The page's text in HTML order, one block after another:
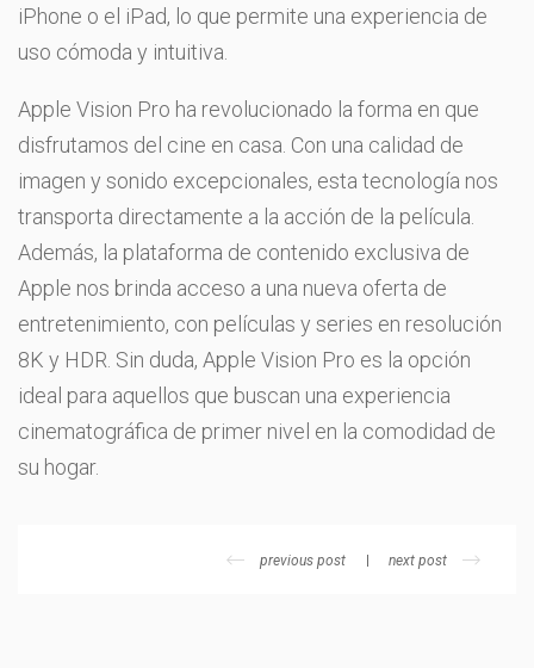
iPhone o el iPad, lo que permite una experiencia de
uso cómoda y intuitiva.
Apple Vision Pro ha revolucionado la forma en que
disfrutamos del cine en casa. Con una calidad de
imagen y sonido excepcionales, esta tecnología nos
transporta directamente a la acción de la película.
Además, la plataforma de contenido exclusiva de
Apple nos brinda acceso a una nueva oferta de
entretenimiento, con películas y series en resolución
8K y HDR. Sin duda, Apple Vision Pro es la opción
ideal para aquellos que buscan una experiencia
cinematográfica de primer nivel en la comodidad de
su hogar.
previous post next post